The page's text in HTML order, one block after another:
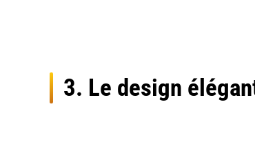
3. Le design